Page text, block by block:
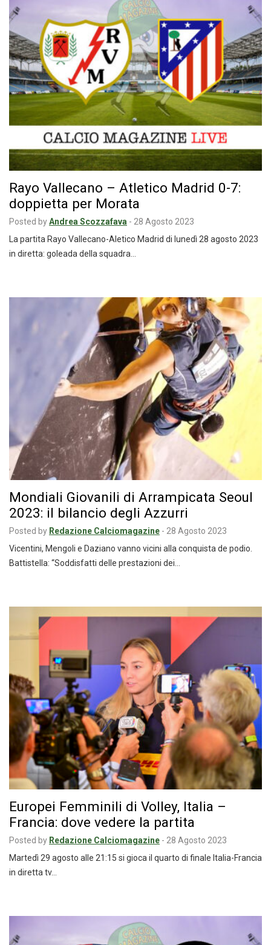
Rayo Vallecano – Atletico Madrid 0-7:
doppietta per Morata
Posted byAndrea Scozzafava - 28 Agosto 2023
La partita Rayo Vallecano-Aletico Madrid di lunedì 28 agosto 2023
in diretta: goleada della squadra…
Mondiali Giovanili di Arrampicata Seoul
2023: il bilancio degli Azzurri
Posted by Redazione Calciomagazine - 28 Agosto 2023
Vicentini, Mengoli e Daziano vanno vicini alla conquista de podio.
Battistella: “Soddisfatti delle prestazioni dei…
Europei Femminili di Volley, Italia –
Francia: dove vedere la partita
Posted by Redazione Calciomagazine - 28 Agosto 2023
Martedì 29 agosto alle 21:15 si gioca il quarto di finale Italia-Francia
in diretta tv…